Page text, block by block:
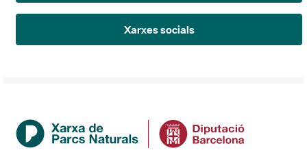
Xarxes socials